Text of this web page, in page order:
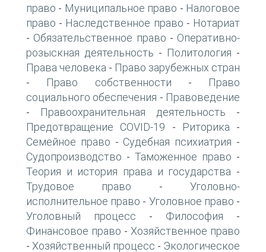
право - Муниципальное право - Налоговое
право - Наследственное право - Нотариат
- Обязательственное право - Оперативно-
розыскная деятельность - Политология -
Права человека - Право зарубежных стран
- Право собственности -
Право
социального обеспечения - Правоведение
- Правоохранительная деятельность -
Предотвращение COVID-19 - Риторика -
Семейное право - Судебная психиатрия -
Судопроизводство - Таможенное право -
Теория и история права и государства -
Трудовое право -Уголовно-
исполнительное право - Уголовное право -
Уголовный процесс - Философия -
Финансовое право - Хозяйственное право
- Хозяйственный процесс - Экологическое